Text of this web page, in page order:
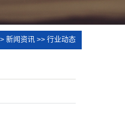
新闻资讯 >> 行业动态